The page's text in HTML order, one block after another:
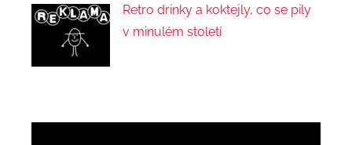
Retro drinky a koktejly, co se pily
v minulém století